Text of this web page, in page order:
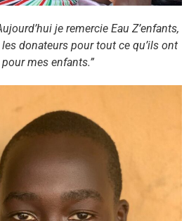
je remercie Eau Z’enfants,
donateurs pour tout ce qu’ils ont
mes enfants.”